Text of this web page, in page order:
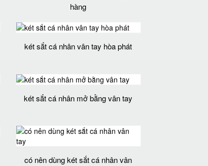
hàng
két sắt cá nhân vân tay hòa phát
két sắt cá nhân mở bằng vân tay
có nên dùng két sắt cá nhân vân